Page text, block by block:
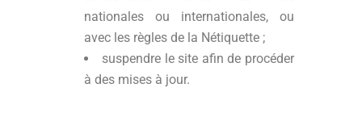
nationales ou internationales, ou
avec les règles de la Nétiquette ;
suspendre le site afin de procéder
à des mises à jour.